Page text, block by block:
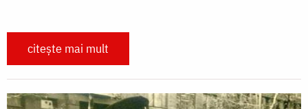
citește mai mult